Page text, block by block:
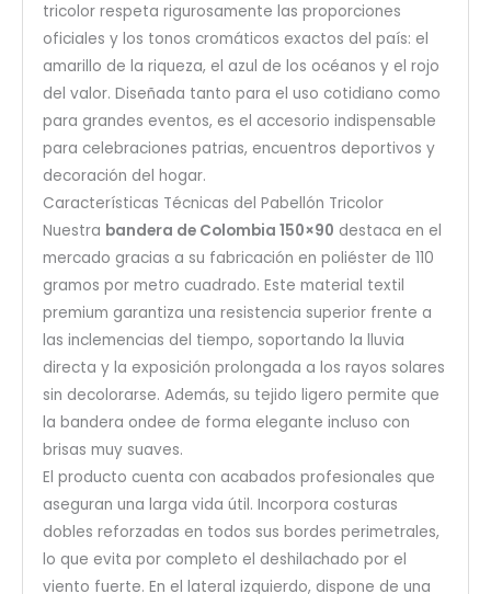
tricolor respeta rigurosamente las proporciones
oficiales y los tonos cromáticos exactos del país: el
amarillo de la riqueza, el azul de los océanos y el rojo
del valor. Diseñada tanto para el uso cotidiano como
para grandes eventos, es el accesorio indispensable
para celebraciones patrias, encuentros deportivos y
decoración del hogar.
Características Técnicas del Pabellón Tricolor
Nuestra bandera de Colombia 150×90 destaca en el
mercado gracias a su fabricación en poliéster de 110
gramos por metro cuadrado. Este material textil
premium garantiza una resistencia superior frente a
las inclemencias del tiempo, soportando la lluvia
directa y la exposición prolongada a los rayos solares
sin decolorarse. Además, su tejido ligero permite que
la bandera ondee de forma elegante incluso con
brisas muy suaves.
El producto cuenta con acabados profesionales que
aseguran una larga vida útil. Incorpora costuras
dobles reforzadas en todos sus bordes perimetrales,
lo que evita por completo el deshilachado por el
viento fuerte. En el lateral izquierdo, dispone de una